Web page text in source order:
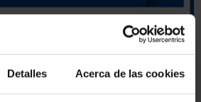
Detalles Acerca de las cookies